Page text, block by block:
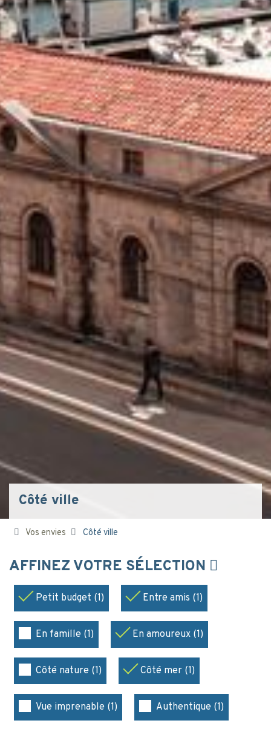
Côté ville
Vos envies Côté ville
AFFINEZ VOTRE SÉLECTION
Petit budget (1) Entre amis (1)
En famille (1) En amoureux (1)
Côté nature (1) Côté mer (1)
Vue imprenable (1) Authentique (1)